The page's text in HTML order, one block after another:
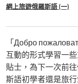
網上旅遊俄羅斯語 (一)
「Добро
互動的形式學習一
貼士，為下一次前
斯語初學者還是旅